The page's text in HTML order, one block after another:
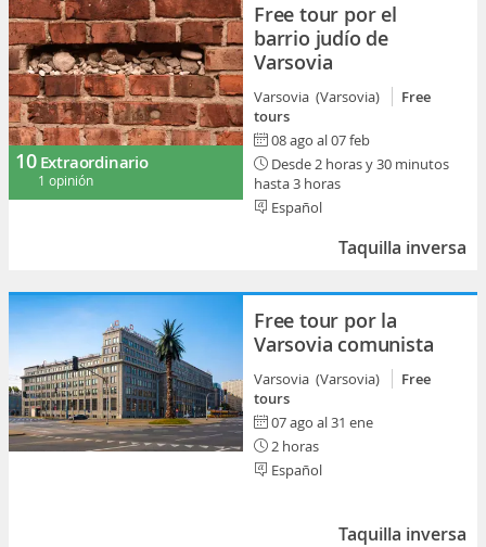
10 Extraordinario
1 opinión
Free tour por el
barrio judío de
Varsovia
Varsovia (Varsovia)
Free
tours
08 ago al 07 feb
Desde 2 horas y 30 minutos
hasta 3 horas
Español
Taquilla inversa
Free tour por la
Varsovia comunista
Varsovia (Varsovia)
Free
tours
07 ago al 31 ene
2 horas
Español
Taquilla inversa